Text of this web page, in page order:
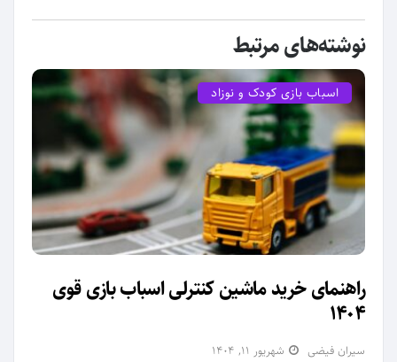
نوشته‌های مرتبط
اسباب بازی کودک و نوزاد
راهنمای خرید ماشین کنترلی اسباب بازی قوی
1404
سیران فیضی شهریور ۱۱, ۱۴۰۴